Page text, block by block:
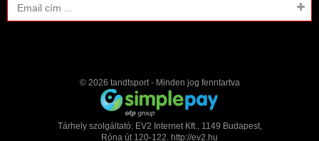
© 2026 tandtsport- Minden jog fenntartva
Tárhely szolgáltató: EV2 Internet Kft., 1149 Budapest,
Róna út 120-122. http://ev2.hu